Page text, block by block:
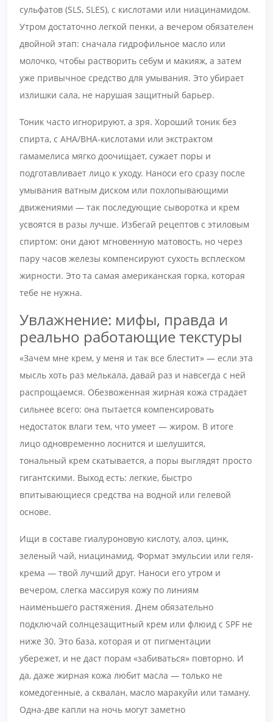
сульфатов (SLS, SLES), с кислотами или ниацинамидом.
Утром достаточно легкой пенки, а вечером обязателен
двойной этап: сначала гидрофильное масло или
молочко, чтобы растворить себум и макияж, а затем
уже привычное средство для умывания. Это убирает
излишки сала, не нарушая защитный барьер.
Тоник часто игнорируют, а зря. Хороший тоник без
спирта, с AHA/BHA-кислотами или экстрактом
гамамелиса мягко доочищает, сужает поры и
подготавливает лицо к уходу. Наноси его сразу после
умывания ватным диском или похлопывающими
движениями — так последующие сыворотка и крем
усвоятся в разы лучше. Избегай рецептов с этиловым
спиртом: они дают мгновенную матовость, но через
пару часов железы компенсируют сухость всплеском
жирности. Это та самая американская горка, которая
тебе не нужна.
Увлажнение: мифы, правда и
реально работающие текстуры
«Зачем мне крем, у меня и так все блестит» — если эта
мысль хоть раз мелькала, давай раз и навсегда с ней
распрощаемся. Обезвоженная жирная кожа страдает
сильнее всего: она пытается компенсировать
недостаток влаги тем, что умеет — жиром. В итоге
лицо одновременно лоснится и шелушится,
тональный крем скатывается, а поры выглядят просто
гигантскими. Выход есть: легкие, быстро
впитывающиеся средства на водной или гелевой
основе.
Ищи в составе гиалуроновую кислоту, алоэ, цинк,
зеленый чай, ниацинамид. Формат эмульсии или геля-
крема — твой лучший друг. Наноси его утром и
вечером, слегка массируя кожу по линиям
наименьшего растяжения. Днем обязательно
подключай солнцезащитный крем или флюид с SPF не
ниже 30. Это база, которая и от пигментации
убережет, и не даст порам «забиваться» повторно. И
да, даже жирная кожа любит масла — только не
комедогенные, а сквалан, масло маракуйи или таману.
Одна-две капли на ночь могут заметно